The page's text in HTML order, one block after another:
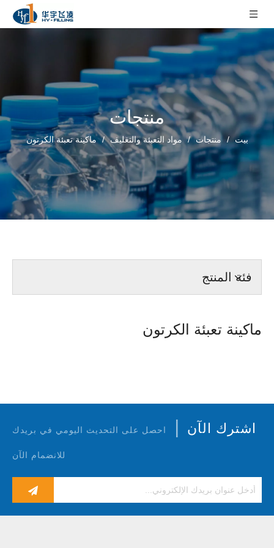
منتجات
بيت / منتجات / مواد التعبئة والتغليف / ماكينة تعبئة الكرتون
فئة المنتج
ماكينة تعبئة الكرتون
اشترك الآن | احصل على التحديث اليومي في بريدك
للانضمام الآن